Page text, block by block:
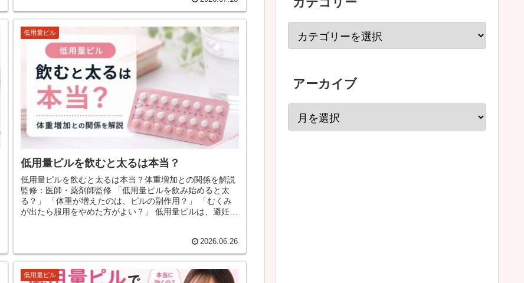
低用量ピル
低用量ピルを飲むと太るは本当？
低用量ピルを飲むと太るは本当？体重増加との関係を解説
監修：医師・薬剤師監修 「低用量ピルを飲み始めると太
る？」 「体重が増えたのは、ピルの副作用？」 「むくみ
が出たら服用をやめた方がよい？」 低用量ピルは、避妊、
2026.06.26
低用量ピル
アーカイブ